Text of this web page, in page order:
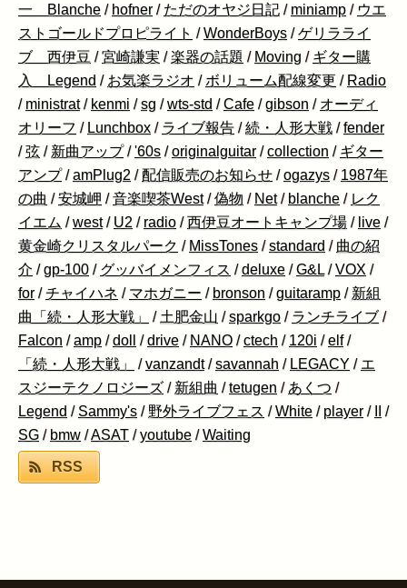
一 Blanche / hofner / ただのオヤジ日記 / miniamp / ウエ
ストゴールドプロピライト /WonderBoys /ゲリラライ
ブ 西伊豆 /宮崎謙実 /楽器の話題 / Moving / ギター購
入 Legend / お気楽ラジオ / ボリューム配線変更 / Radio
/ ministrat / kenmi /sg /wts-std /Cafe /gibson / オーディ
オリーフ / Lunchbox / ライブ報告 /続・人形大戦 /fender
/弦 / 新曲アップ /'60s /originalguitar /collection / ギター
アンプ /amPlug2 /配信販売のお知らせ /ogazys / 1987年
の曲 /安城岬 /音楽喫茶West /偽物 / Net / blanche / レク
イエム /west / U2 / radio /西伊豆オートキャンプ場 / live /
黄金崎クリスタルパーク / MissTones /standard / 曲の紹
介 /gp-100 / グッバイメンフィス /deluxe /G&L /VOX /
for /チャイハネ / マホガニー / bronson /guitaramp / 新組
曲「続・人形大戦」
/ 土肥金山 /sparkgo / ランチライブ /
Falcon /amp /doll /drive / NANO /ctech / 120i /elf /
「続・人形大戦」
/vanzandt /savannah / LEGACY / エ
スジーテクノロジーズ / 新組曲 /tetugen / あくつ /
Legend /Sammy's / 野外ライブフェス /White / player /
/
SG / bmw /ASAT /youtube /Waiting
RSS